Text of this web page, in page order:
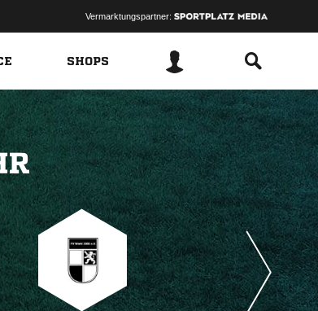
Vermarktungspartner:
SHOPS